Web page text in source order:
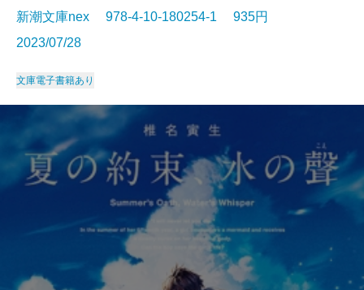
新潮文庫nex 978-4-10-180254-1 935円
2023/07/28
文庫電子書籍あり